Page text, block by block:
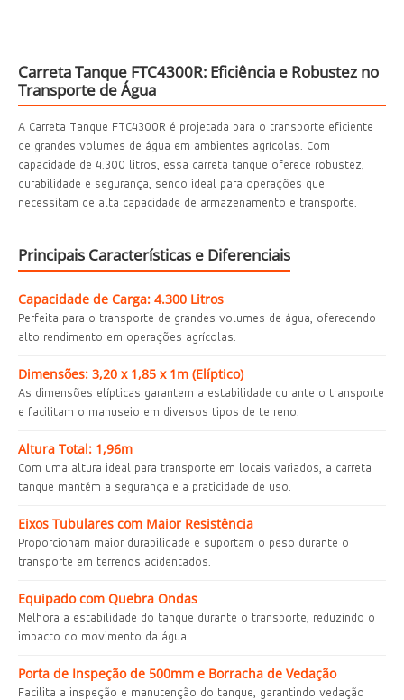
Carreta Tanque FTC4300R: Eficiência e Robustez no
Transporte de Água
A Carreta Tanque FTC4300R é projetada para o transporte eficiente
de grandes volumes de água em ambientes agrícolas. Com
capacidade de 4.300 litros, essa carreta tanque oferece robustez,
durabilidade e segurança, sendo ideal para operações que
necessitam de alta capacidade de armazenamento e transporte.
Principais Características e Diferenciais
Capacidade de Carga: 4.300 Litros
Perfeita para o transporte de grandes volumes de água, oferecendo
alto rendimento em operações agrícolas.
Dimensões: 3,20 x 1,85 x 1m (Elíptico)
As dimensões elípticas garantem a estabilidade durante o transporte
e facilitam o manuseio em diversos tipos de terreno.
Altura Total: 1,96m
Com uma altura ideal para transporte em locais variados, a carreta
tanque mantém a segurança e a praticidade de uso.
Eixos Tubulares com Maior Resistência
Proporcionam maior durabilidade e suportam o peso durante o
transporte em terrenos acidentados.
Equipado com Quebra Ondas
Melhora a estabilidade do tanque durante o transporte, reduzindo o
impacto do movimento da água.
Porta de Inspeção de 500mm e Borracha de Vedação
Facilita a inspeção e manutenção do tanque, garantindo vedação